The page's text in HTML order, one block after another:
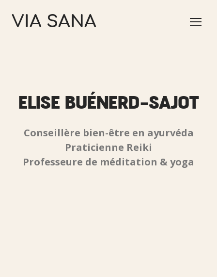
VIA SANA
ELISE BUÉNERD-SAJOT
Conseillère bien-être en ayurvéda
Praticienne Reiki
Professeure de méditation & yoga